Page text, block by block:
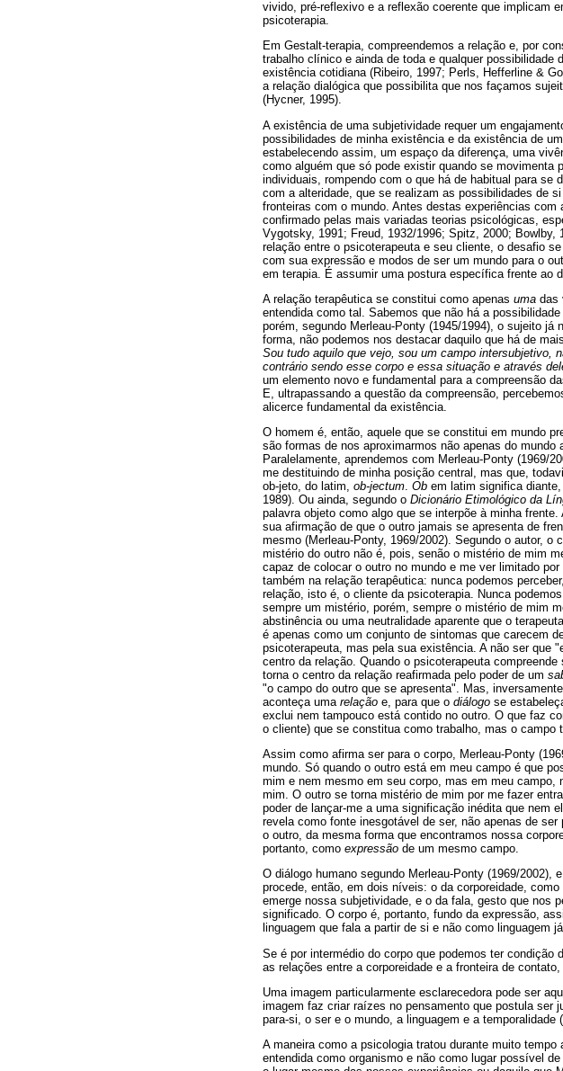
vivido, pré-reflexivo e a reflexão coerente que implicam
psicoterapia.
Em Gestalt-terapia, compreendemos a relação e, por
trabalho clínico e ainda de toda e qualquer
existência cotidiana (Ribeiro, 1997; Perls, Hefferline &
a relação dialógica que possibilita que nos façamos
(Hycner, 1995).
A existência de uma subjetividade requer um
possibilidades de minha existência e da existência de
estabelecendo assim, um espaço da diferença, uma
como alguém que só pode existir quando se
individuais, rompendo com o que há de habitual para
com a alteridade, que se realizam as possibilidades de
fronteiras com o mundo. Antes destas experiências
confirmado pelas mais variadas teorias psicológicas,
Vygotsky, 1991; Freud, 1932/1996; Spitz, 2000;
relação entre o psicoterapeuta e seu cliente, o desafio
com sua expressão e modos de ser um mundo para o
em terapia. É assumir uma postura específica frente ao
A relação terapêutica se constitui como apenas uma das
entendida como tal. Sabemos que não há a
porém, segundo Merleau-Ponty (1945/1994), o sujeito
forma, não podemos nos destacar daquilo que há de
Sou tudo aquilo que vejo, sou um campo intersubjetivo,
contrário sendo esse corpo e essa situação e através
um elemento novo e fundamental para a compreensão
E, ultrapassando a questão da compreensão,
alicerce fundamental da existência.
O homem é, então, aquele que se constitui em mundo
são formas de nos aproximarmos não apenas do
Paralelamente, aprendemos com Merleau-Ponty (1969/
me destituindo de minha posição central, mas que,
ob-jeto, do latim, ob-jectum. Ob em latim significa
1989). Ou ainda, segundo o Dicionário Etimológico da
palavra objeto como algo que se interpõe à minha
sua afirmação de que o outro jamais se apresenta de
mesmo (Merleau-Ponty, 1969/2002). Segundo o autor,
mistério do outro não é, pois, senão o mistério de mim
capaz de colocar o outro no mundo e me ver limitado
também na relação terapêutica: nunca podemos
relação, isto é, o cliente da psicoterapia. Nunca
sempre um mistério, porém, sempre o mistério de mim
abstinência ou uma neutralidade aparente que o
é apenas como um conjunto de sintomas que carecem
psicoterapeuta, mas pela sua existência. A não ser que
centro da relação. Quando o psicoterapeuta
torna o centro da relação reafirmada pelo poder de um
"o campo do outro que se apresenta". Mas,
aconteça uma relação e, para que o diálogo se
exclui nem tampouco está contido no outro. O que faz
o cliente) que se constitua como trabalho, mas o campo
Assim como afirma ser para o corpo, Merleau-Ponty
mundo. Só quando o outro está em meu campo é que
mim e nem mesmo em seu corpo, mas em meu
mim. O outro se torna mistério de mim por me fazer
poder de lançar-me a uma significação inédita que nem
revela como fonte inesgotável de ser, não apenas de
o outro, da mesma forma que encontramos nossa
portanto, como expressão de um mesmo campo.
O diálogo humano segundo Merleau-Ponty (1969/
procede, então, em dois níveis: o da corporeidade,
emerge nossa subjetividade, e o da fala, gesto que nos
significado. O corpo é, portanto, fundo da expressão,
linguagem que fala a partir de si e não como linguagem
Se é por intermédio do corpo que podemos ter
as relações entre a corporeidade e a fronteira de
Uma imagem particularmente esclarecedora pode ser
imagem faz criar raízes no pensamento que postula ser
para-si, o ser e o mundo, a linguagem e a temporalidade
A maneira como a psicologia tratou durante muito
entendida como organismo e não como lugar possível